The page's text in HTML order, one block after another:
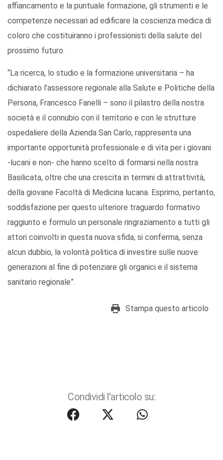
affiancamento e la puntuale formazione, gli strumenti e le
competenze necessari ad edificare la coscienza medica di
coloro che costituiranno i professionisti della salute del
prossimo futuro.
“La ricerca, lo studio e la formazione universitaria – ha
dichiarato l’assessore regionale alla Salute e Politiche della
Persona, Francesco Fanelli – sono il pilastro della nostra
società e il connubio con il territorio e con le strutture
ospedaliere della Azienda San Carlo, rappresenta una
importante opportunità professionale e di vita per i giovani
-lucani e non- che hanno scelto di formarsi nella nostra
Basilicata, oltre che una crescita in termini di attrattività,
della giovane Facoltà di Medicina lucana. Esprimo, pertanto,
soddisfazione per questo ulteriore traguardo formativo
raggiunto e formulo un personale ringraziamento a tutti gli
attori coinvolti in questa nuova sfida; si conferma, senza
alcun dubbio, la volontà politica di investire sulle nuove
generazioni al fine di potenziare gli organici e il sistema
sanitario regionale”.
Stampa questo articolo
Condividi l'articolo su: